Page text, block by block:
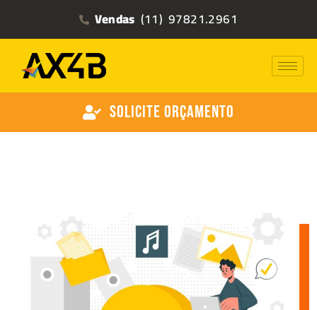
Vendas (11) 97821.2961
Solicite Orçamento